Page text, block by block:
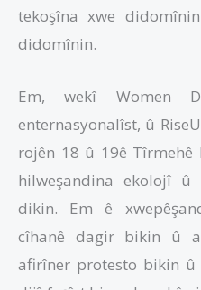
tekoşîna xwe
didomînin.
Em, wekî Women
enternasyonalîst, û
rojên 18 û 19ê
hilweşandina ekolojî
dikin. Em ê
cîhanê dagir bikin û
afirîner protesto bikin û